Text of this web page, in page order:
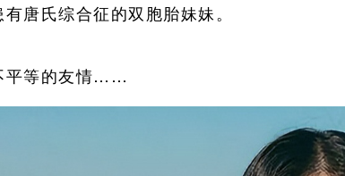
有唐氏综合征的双胞胎妹妹。
平等的友情……